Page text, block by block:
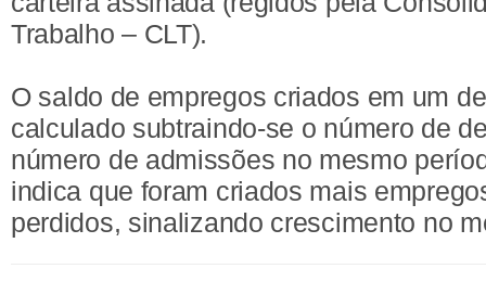
Trabalho – CLT).
O saldo de empregos criados em um
calculado subtraindo-se o número de
número de admissões no mesmo
indica que foram criados mais
perdidos, sinalizando crescimento no